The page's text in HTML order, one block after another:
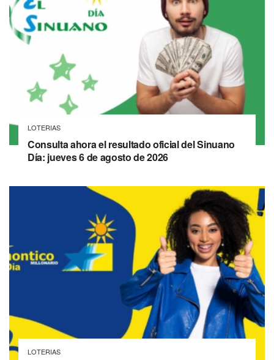
LOTERIAS
Consulta ahora el resultado oficial del Sinuano
Día: jueves 6 de agosto de 2026
LOTERIAS